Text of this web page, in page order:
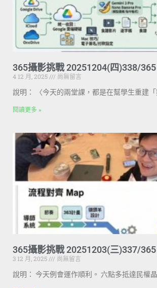
365攝影挑戰 20251204(四)338/
4 12 月, 2025
尚無留言
說明： 〈今天的兩堂課，都是在幫學生重建
閱讀更多 »
365攝影挑戰 20251203(三)337/
3 12 月, 2025
尚無留言
說明： 今天例會運作順利。 六點多抵達民權